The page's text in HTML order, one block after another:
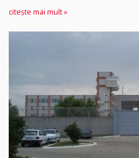
citește mai mult »